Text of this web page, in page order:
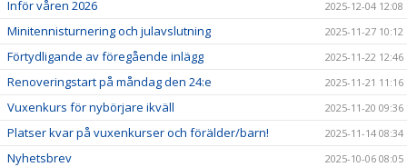
Inför våren 2026 2025-12-04 12:08
Minitennisturnering och julavslutning 2025-11-27 10:12
Förtydligande av föregående inlägg 2025-11-22 12:46
Renoveringstart på måndag den 24:e 2025-11-21 11:16
Vuxenkurs för nybörjare ikväll 2025-11-20 09:36
Platser kvar på vuxenkurser och förälder/barn! 2025-11-14 08:34
Nyhetsbrev 2025-10-06 08:05